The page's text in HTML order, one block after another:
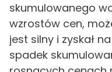
skumulowanego
wzrostów cen,
jest silny i zyskał
spadek